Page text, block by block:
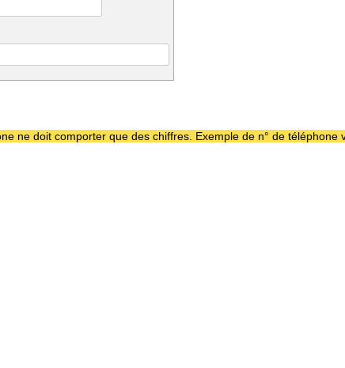
ne doit comporter que des chiffres. Exemple de n° de téléphone